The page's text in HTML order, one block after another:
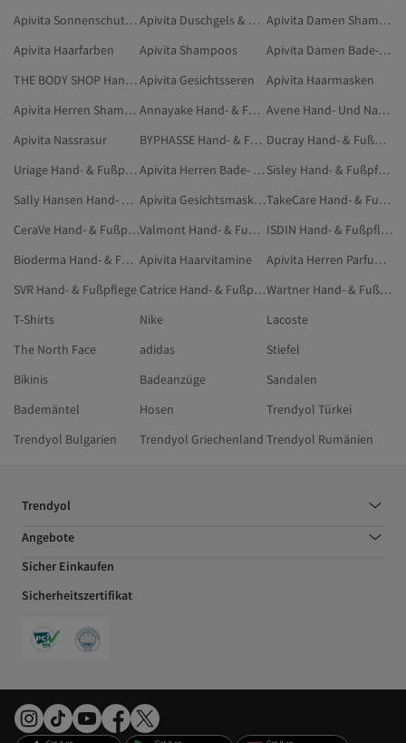
Apivita Sonnenschutzpflege
Apivita Duschgels & Cremes
Apivita Damen Shampoos
Apivita Haarfarben
Apivita Shampoos
Apivita Damen Bade- & Duschprodukte
THE BODY SHOP Hand- & Fußpflege Apivita Gesichtsseren
Apivita Haarmasken
Apivita Herren Shampoos
Annayake Hand- & Fußpflege
Avene Hand- Und Nagelpflege
Apivita Nassrasur
BYPHASSE Hand- & Fußpflege
Ducray Hand- & Fußpflege
Uriage Hand- & Fußpflege
Apivita Herren Bade- & Duschprodukte
Sisley Hand- & Fußpflege
Sally Hansen Hand- & Fußpflege
Apivita Gesichtsmasken
TakeCare Hand- & Fußpflege
CeraVe Hand- & Fußpflege
Valmont Hand- & Fußpflege
ISDIN Hand- & Fußpflege
Bioderma Hand- & Fußpflege Apivita Haarvitamine
Apivita Herren Parfum & Deodorant
SVR Hand- & Fußpflege
Catrice Hand- & Fußpflege
Wartner Hand- & Fußpflege
T-Shirts
Nike
Lacoste
The North Face
adidas
Stiefel
Bikinis
Badeanzüge
Sandalen
Bademäntel
Hosen
Trendyol Türkei
Trendyol Bulgarien
Trendyol Griechenland Trendyol Rumänien
Trendyol
Angebote
Sicher Einkaufen
Sicherheitszertifikat